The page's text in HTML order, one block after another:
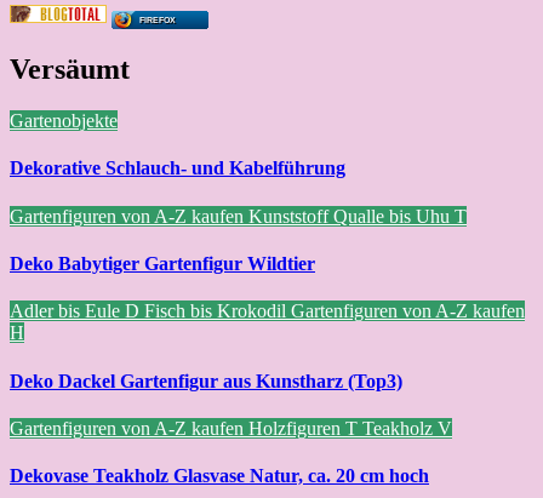
FIREFOX
Versäumt
Gartenobjekte
Dekorative Schlauch- und Kabelführung
Gartenfiguren von A-Z kaufen KunststoffQualle bis Uhu T
Deko Babytiger Gartenfigur Wildtier
Adler bis Eule D Fisch bis Krokodil Gartenfiguren von A-Z kaufen
H
Deko Dackel Gartenfigur aus Kunstharz (Top3)
Gartenfiguren von A-Z kaufen Holzfiguren T Teakholz V
Dekovase Teakholz Glasvase Natur, ca. 20 cm hoch